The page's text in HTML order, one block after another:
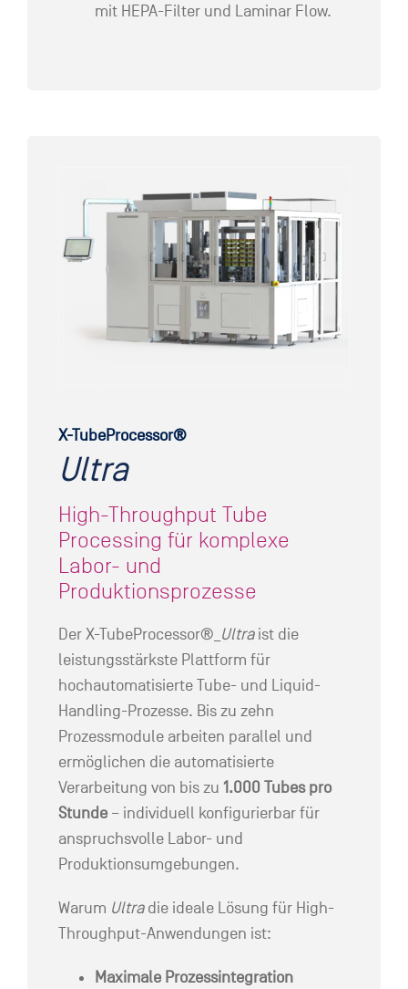
mit HEPA-Filter und Laminar Flow.
X-TubeProcessor®
Ultra
High-Throughput Tube
Processing für komplexe
Labor- und
Produktionsprozesse
Der X-TubeProcessor®_ Ultraist die
leistungsstärkste Plattform für
hochautomatisierte Tube- und Liquid-
Handling-Prozesse. Bis zu zehn
Prozessmodule arbeiten parallel und
ermöglichen die automatisierte
Verarbeitung von bis zu 1.000 Tubes pro
Stunde– individuell konfigurierbar für
anspruchsvolle Labor- und
Produktionsumgebungen.
Warum Ultradie ideale Lösung für High-
Throughput-Anwendungen ist:
Maximale Prozessintegration